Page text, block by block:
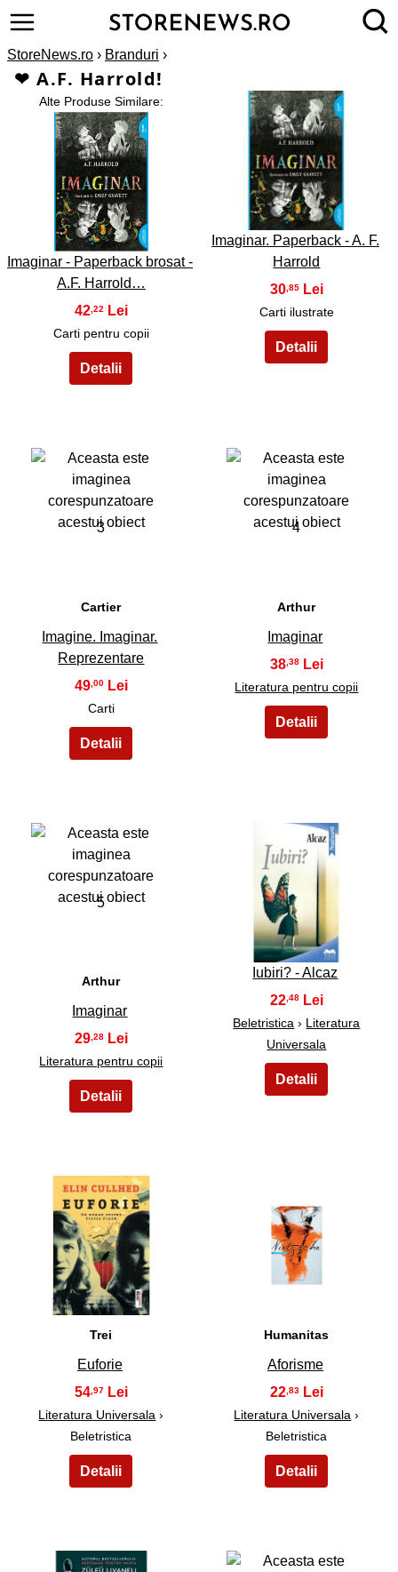
StoreNews.ro › Branduri ›
❤ A.F. Harrold!
Alte Produse Similare:
1
Imaginar - Paperback brosat -
A.F. Harrold…
42 ,22
Carti pentru copii
2
Imaginar. Paperback - A. F.
Harrold
30,85
Carti ilustrate
3
Cartier
Imagine. Imaginar.
Reprezentare
49,00
Carti
4
Arthur
Imaginar
38,38
Literatura pentru copii
5
Arthur
Imaginar
29,28
Literatura pentru copii
6
Iubiri? - Alcaz
22,48
Beletristica › Literatura
Universala
7
Trei
Euforie
54 ,97
Literatura Universala ›
Beletristica
8
Humanitas
Aforisme
22 ,83
Literatura Universala ›
Beletristica